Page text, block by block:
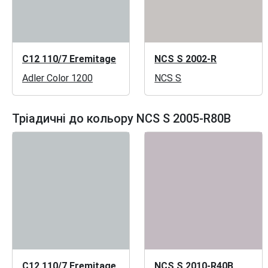
C12 110/7 Eremitage
Adler Color 1200
NCS S 2002-R
NCS S
Тріадичні до кольору NCS S 2005-R80B
C12 110/7 Eremitage
NCS S 2010-R40B